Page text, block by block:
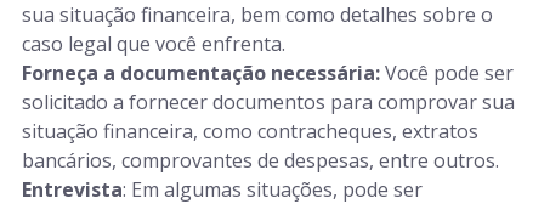
sua situação financeira, bem como detalhes sobre o
caso legal que você enfrenta.
Forneça a documentação necessária:Você pode ser
solicitado a fornecer documentos para comprovar sua
situação financeira, como contracheques, extratos
bancários, comprovantes de despesas, entre outros.
Entrevista: Em algumas situações, pode ser